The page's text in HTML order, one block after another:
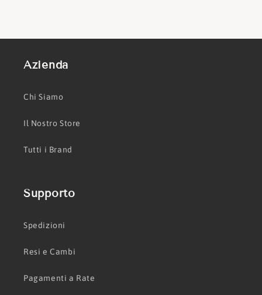
Azienda
Chi Siamo
Il Nostro Store
Tutti i Brand
Supporto
Spedizioni
Resi e Cambi
Pagamenti a Rate